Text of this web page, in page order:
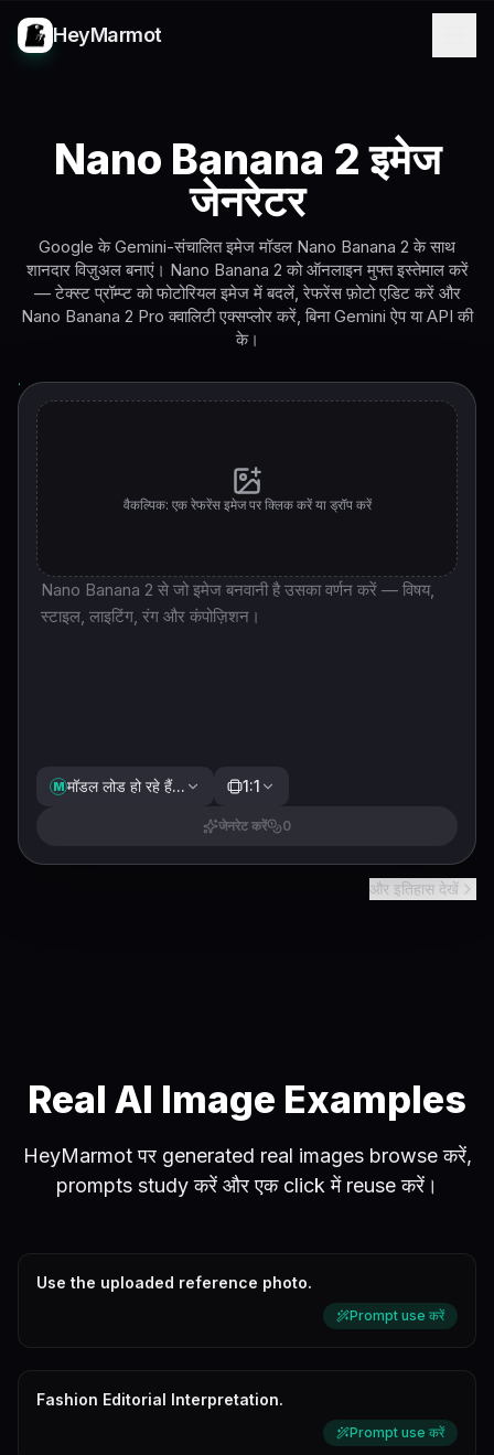
HeyMarmot
Nano Banana 2 इमेज
जेनरेटर
Google के Gemini-संचालित इमेज मॉडल Nano Banana 2 के साथ
शानदार विज़ुअल बनाएं। Nano Banana 2 को ऑनलाइन मुफ्त इस्तेमाल करें
— टेक्स्ट प्रॉम्प्ट को फोटोरियल इमेज में बदलें, रेफरेंस फ़ोटो एडिट करें और
Nano Banana 2 Pro क्वालिटी एक्सप्लोर करें, बिना Gemini ऐप या API की
के।
वैकल्पिक: एक रेफरेंस इमेज पर क्लिक करें या ड्रॉप करें
M मॉडल लोड हो रहे हैं... 1:1
जेनरेट करें 0
और इतिहास देखें
Real AI Image Examples
HeyMarmot पर generated real images browse करें,
prompts study करें और एक click में reuse करें।
Use the uploaded reference photo.
Prompt use करें
Fashion Editorial Interpretation.
Prompt use करें